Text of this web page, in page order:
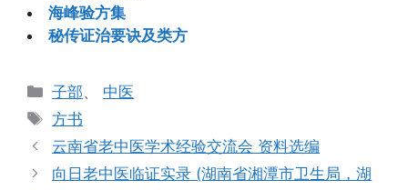
海峰验方集
秘传证治要诀及类方
分
类
子部、 中医
标
签
方书
云南省老中医学术经验交流会 资料选编
向日老中医临证实录 (湖南省湘潭市卫生局，湖